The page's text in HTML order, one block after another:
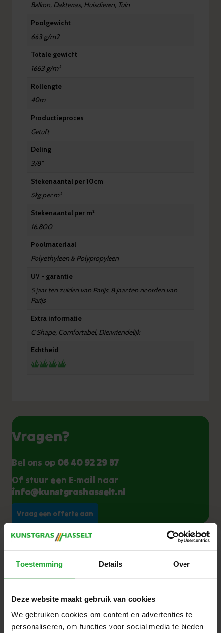
Toestemming Details Over
Deze website maakt gebruik van cookies
We gebruiken cookies om content en advertenties te
personaliseren, om functies voor social media te bieden
Balkon, Dakterras, Huisdieren, Tuin
Poolgewicht
663 g/m2
Totale gewicht
1663 g/m²
Rollengte
40m
Productieproces
Getuft
Deling
3/8''
Stekenaantal per 10cm
5kg per m²
Stekenaantal per m²
16.800
Poolmateriaal
Polyethyleen & Polypropyleen
UV - garantie
5 jaar ten zuiden van Parijs, 8 jaar ten noorden van
Parijs
Extra informatie
C Shape, Comfortabel, Diervriendelijk
Echtheid
Vragen?
Bel ons op 06 40 92 29 87
Of stuur een E-mail naar
info@kunstgrashasselt.nl
Vraag een offerte aan
Gerelateerde
producten